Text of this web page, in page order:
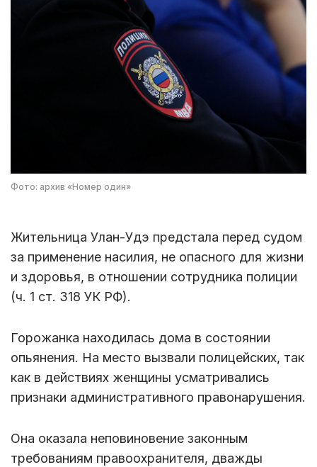
Фото: архив «Номер один»
Жительница Улан-Удэ предстала перед судом
за применение насилия, не опасного для жизни
и здоровья, в отношении сотрудника полиции
(ч. 1 ст. 318 УК РФ).
Горожанка находилась дома в состоянии
опьянения. На место вызвали полицейских, так
как в действиях женщины усматривались
признаки административного правонарушения.
Она оказала неповиновение законным
требованиям правоохранителя, дважды